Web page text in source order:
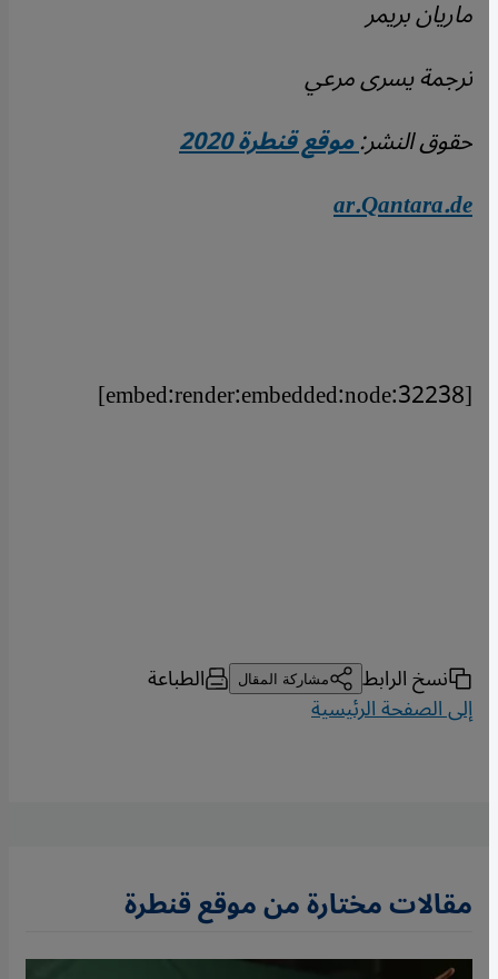
ماريان بريمر
ترجمة يسرى مرعي
حقوق النشر:موقع قنطرة 2020
ar.Qantara.de
[embed:render:embedded:node:32238]
نسخ الرابط مشاركة المقال الطباعة
إلى الصفحة الرئيسية
مقالات مختارة من موقع قنطرة